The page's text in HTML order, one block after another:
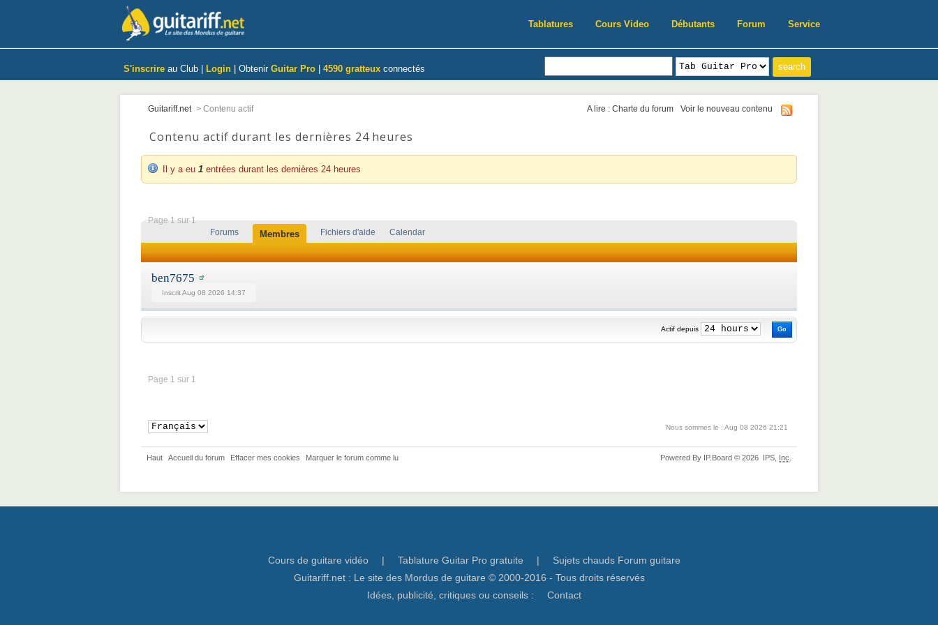
Tablatures Cours Video Débutants Forum Service
S'inscrire au Club | Login | Obtenir Guitar Pro 4590 gratteux connectés
Guitariff.net > Contenu actif A lire : Charte du forum Voir le nouveau contenu
Contenu actif durant les dernières 24 heures
Il y a eu 1 entrées durant les dernières 24 heures
Page 1 sur 1
Forums
Membres Fichiers d'aide Calendar
ben7675
Inscrit Aug 08 2026 14:37
Actif depuis
Page 1 sur 1
Nous sommes le : Aug 08 2026 21:21
Haut Accueil du forum Effacer mes cookies Marquer le forum comme lu Powered By IP.Board © 2026 IPS, Inc
Cours de guitare vidéo | Tablature Guitar Pro gratuite |
Sujets chauds Forum guitare
Guitariff.net : Le site des Mordus de guitare © 2000-2016 - Tous droits réservés
Idées, publicité, critiques ou conseils :
Contact